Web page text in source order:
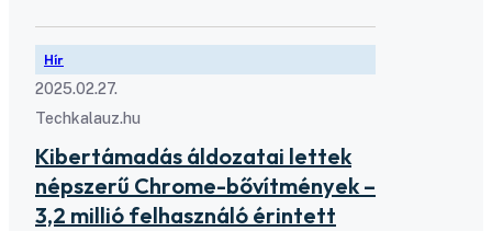
Hír
2025.02.27.
Techkalauz.hu
Kibertámadás áldozatai lettek
népszerű Chrome-bővítmények –
3,2 millió felhasználó érintett